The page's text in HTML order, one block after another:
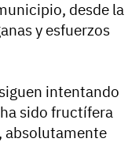
desde la
y esfuerzos
intentando
sido fructífera
absolutamente